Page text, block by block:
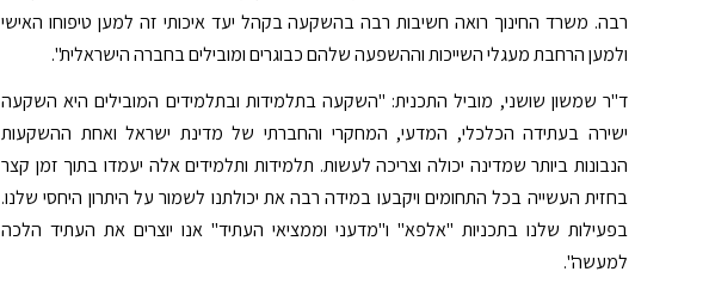
רבה. משרד החינוך רואה חשיבות רבה בהשקעה בקהל יעד איכותי זה למען טיפוחו האישי
ולמען הרחבת מעגלי השייכות וההשפעה שלהם כבוגרים ומובילים בחברה הישראלית".
ד"ר שמשון שושני, מוביל התכנית: "השקעה בתלמידות ובתלמידים המובילים היא השקעה
ישירה בעתידה הכלכלי, המדעי, המחקרי והחברתי של מדינת ישראל ואחת ההשקעות
הנבונות ביותר שמדינה יכולה וצריכה לעשות. תלמידות ותלמידים אלה יעמדו בתוך זמן קצר
בחזית העשייה בכל התחומים ויקבעו במידה רבה את יכולתנו לשמור על היתרון היחסי שלנו.
בפעילות שלנו בתכניות "אלפא" ו"מדעני וממציאי העתיד" אנו יוצרים את העתיד הלכה
למעשה".